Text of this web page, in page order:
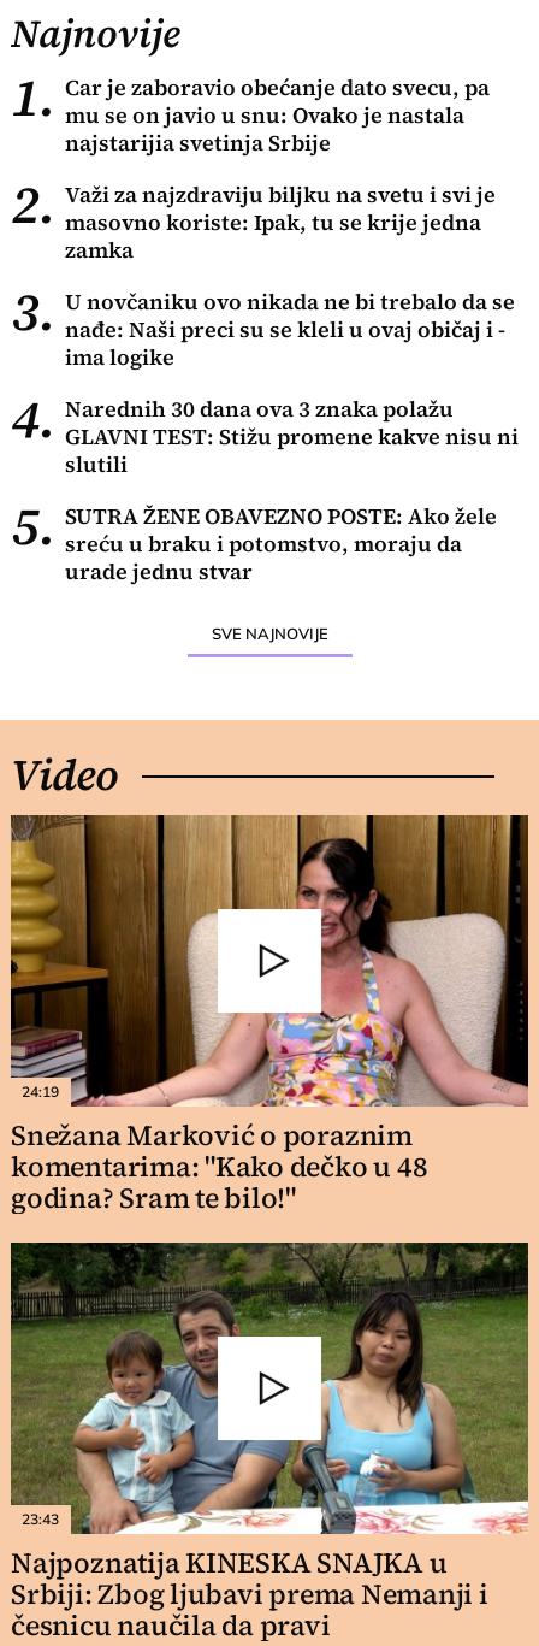
Najnovije
1. Car je zaboravio obećanje dato svecu, pa
mu se on javio u snu: Ovako je nastala
najstarijia svetinja Srbije
2. Važi za najzdraviju biljku na svetu i svi je
masovno koriste: Ipak, tu se krije jedna
zamka
3. U novčaniku ovo nikada ne bi trebalo da se
nađe: Naši preci su se kleli u ovaj običaj i -
ima logike
4. Narednih 30 dana ova 3 znaka polažu
GLAVNI TEST: Stižu promene kakve nisu ni
slutili
5. SUTRA ŽENE OBAVEZNO POSTE: Ako žele
sreću u braku i potomstvo, moraju da
urade jednu stvar
SVE NAJNOVIJE
Video
24:19
Snežana Marković o poraznim
komentarima: "Kako dečko u 48
godina? Sram te bilo!"
23:43
Najpoznatija KINESKA SNAJKA u
Srbiji: Zbog ljubavi prema Nemanji i
česnicu naučila da pravi